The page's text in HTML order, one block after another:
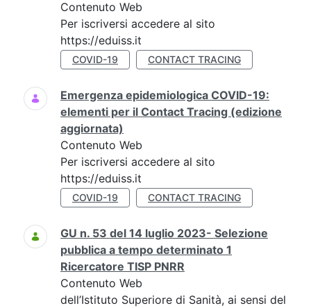
Contenuto Web
Per iscriversi accedere al sito
https://eduiss.it
COVID-19 CONTACT TRACING
Emergenza epidemiologica COVID-19:
elementi per il Contact Tracing (edizione
aggiornata)
Contenuto Web
Per iscriversi accedere al sito
https://eduiss.it
COVID-19 CONTACT TRACING
GU n. 53 del 14 luglio 2023- Selezione
pubblica a tempo determinato 1
Ricercatore TISP PNRR
Contenuto Web
dell’Istituto Superiore di Sanità, ai sensi del